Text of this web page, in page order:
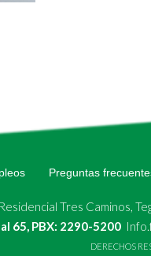
Preguntas
Residencial Tres Caminos,
al 65, PBX: 2290-5200
DERECHOS